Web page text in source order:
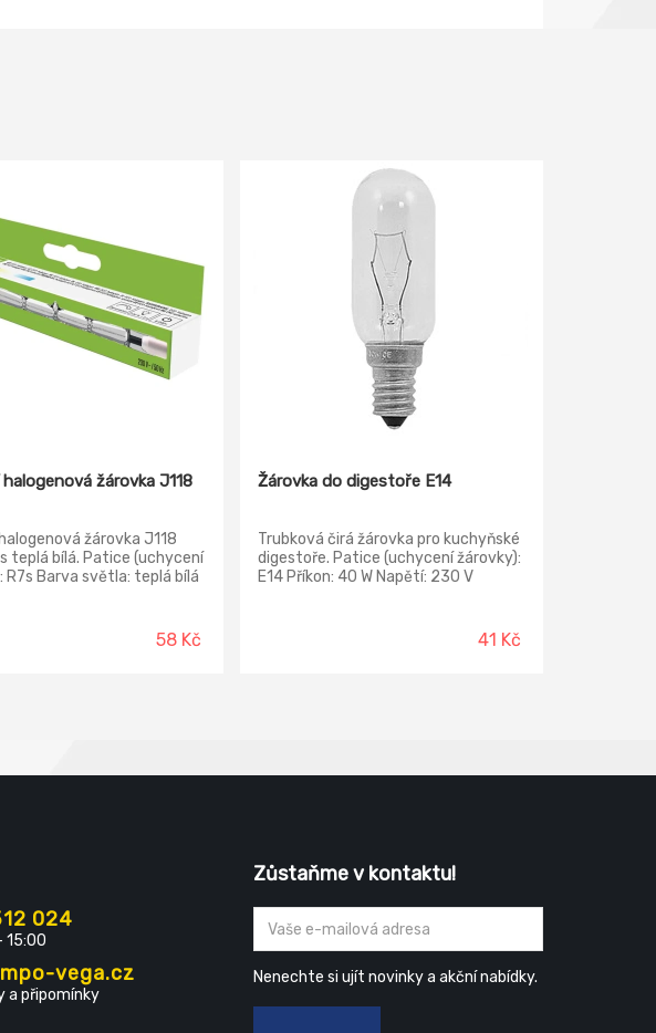
žárovka J118
žárovka J118
teplá bílá. Patice (uchycení
R7s Barva světla: teplá bílá
58 Kč
Žárovka do digestoře E14
Trubková čirá žárovka pro kuchyňské
digestoře. Patice (uchycení žárovky):
E14 Příkon: 40 W Napětí: 230 V
41 Kč
024
15:00
vega.cz
a připomínky
Zůstaňme v kontaktu!
Nenechte si ujít novinky a akční nabídky.